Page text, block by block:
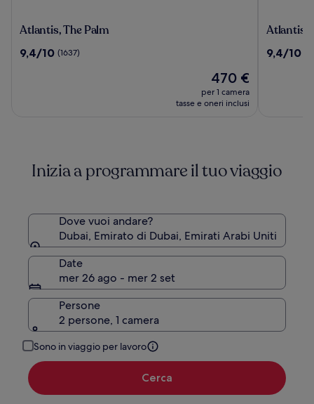
Atlantis,
Palm
Atlantis, The Palm
9.4
9,4/10 (1637)
Il
prezzo
attuale
470 €
per 1 camera
tasse e oneri inclusi
Atlantis
Royal
Atlantis
9.4
9,4/10
Inizia a programmare il tuo viaggio
Dove vuoi andare?
Dubai, Emirato di Dubai, Emirati Arabi Uniti
Date
mer 26 ago - mer 2 set
Persone
2 persone, 1 camera
Sono in viaggio per lavoro
Cerca